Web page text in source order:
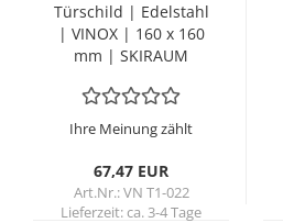
Tür­schild | Edel­stahl
| VINOX | 160 x 160
mm | SKI­RAUM
Ihre Meinung zählt
67,47 EUR
Art.Nr.: VN T1-022
Lieferzeit:ca. 3-4 Tage